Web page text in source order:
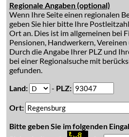
Regionale Angaben (optional)
Wenn Ihre Seite einen regionalen
geben Sie hier bitte Ihre
Ort an. Dies ist im allgemeinen bei
Pensionen, Handwerkern, Vereinen
Durch die Angabe Ihrer PLZ und
bei einer Regionalsuche mit
gefunden.
Land:
- PLZ:
Ort:
Bitte geben Sie im folgenden